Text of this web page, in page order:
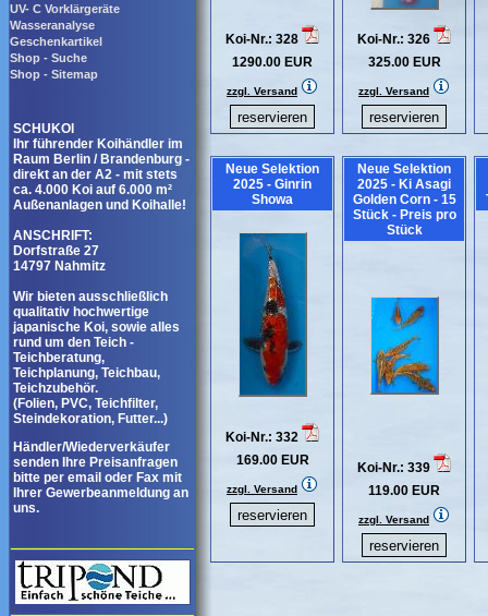
UV- C Vorklärgeräte
Wasseranalyse
Geschenkartikel
Shop - Suche
Shop - Sitemap
SCHUKOI
Ihr führender Koihändler im
Raum Berlin / Brandenburg -
direkt an der A2 - mit stets
ca. 4.000 Koi auf 6.000 m²
Außenanlagen und Koihalle!
ANSCHRIFT:
Dorfstraße 27
14797 Nahmitz
Wir bieten ausschließlich
qualitativ hochwertige
japanische Koi, sowie alles
rund um den Teich -
Teichberatung,
Teichplanung, Teichbau,
Teichzubehör.
(Folien, PVC, Teichfilter,
Steindekoration, Futter...)
Händler/Wiederverkäufer
senden Ihre Preisanfragen
bitte per email oder Fax mit
Ihrer Gewerbeanmeldung an
uns.
Koi-Nr.: 328
1290.00 EUR
zzgl. Versand
Koi-Nr.: 326
325.00 EUR
zzgl. Versand
Neue Selektion
2025 - Ginrin
Showa
Koi-Nr.: 332
169.00 EUR
zzgl. Versand
Neue Selektion
2025 - Ki Asagi
Golden Corn - 15
Stück - Preis pro
Stück
Koi-Nr.: 339
119.00 EUR
zzgl. Versand